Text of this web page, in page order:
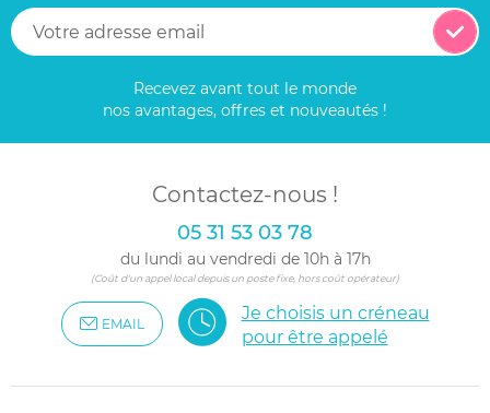
Recevez avant tout le monde
nos avantages, offres et nouveautés !
Contactez-nous !
05 31 53 03 78
du lundi au vendredi de 10h à 17h
(Coût d'un appel local depuis un poste fixe, hors coût opérateur)
EMAIL
Je choisis un créneau
pour être appelé